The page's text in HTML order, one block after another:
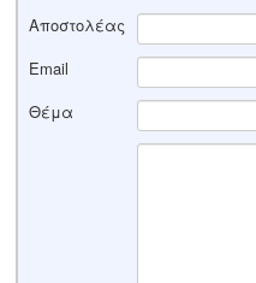
Αποστολέας
Email
Θέμα